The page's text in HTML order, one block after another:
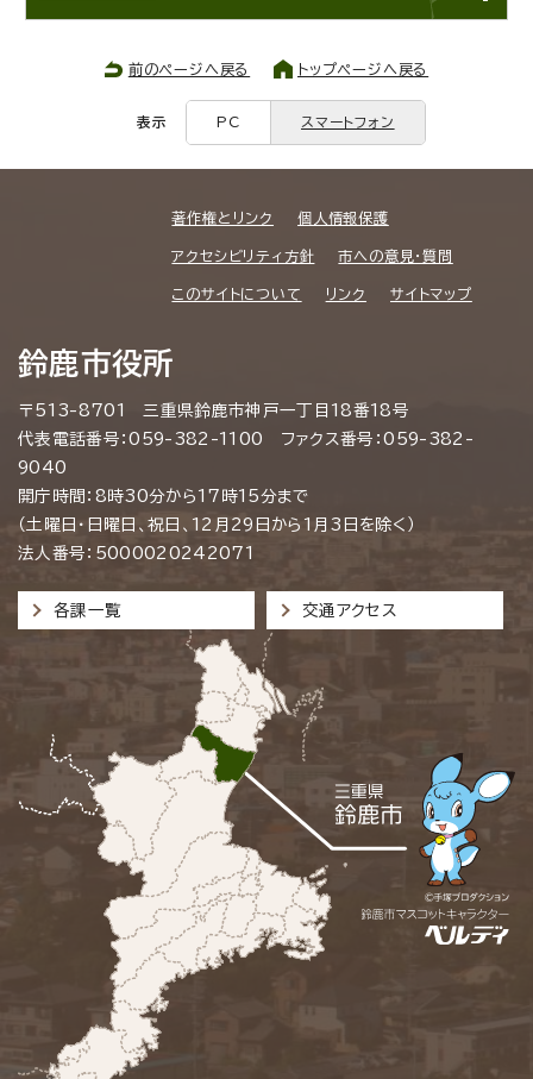
前のページへ戻る トップページへ戻る
表示 PC スマートフォン
著作権とリンク 個人情報保護
アクセシビリティ方針 市への意見・質問
このサイトについて リンク サイトマップ
鈴鹿市役所
〒513-8701 三重県鈴鹿市神戸一丁目18番18号
代表電話番号：059-382-1100 ファクス番号：059-382-
9040
開庁時間：8時30分から17時15分まで
（土曜日・日曜日、祝日、12月29日から1月3日を除く）
法人番号：5000020242071
各課一覧 交通アクセス